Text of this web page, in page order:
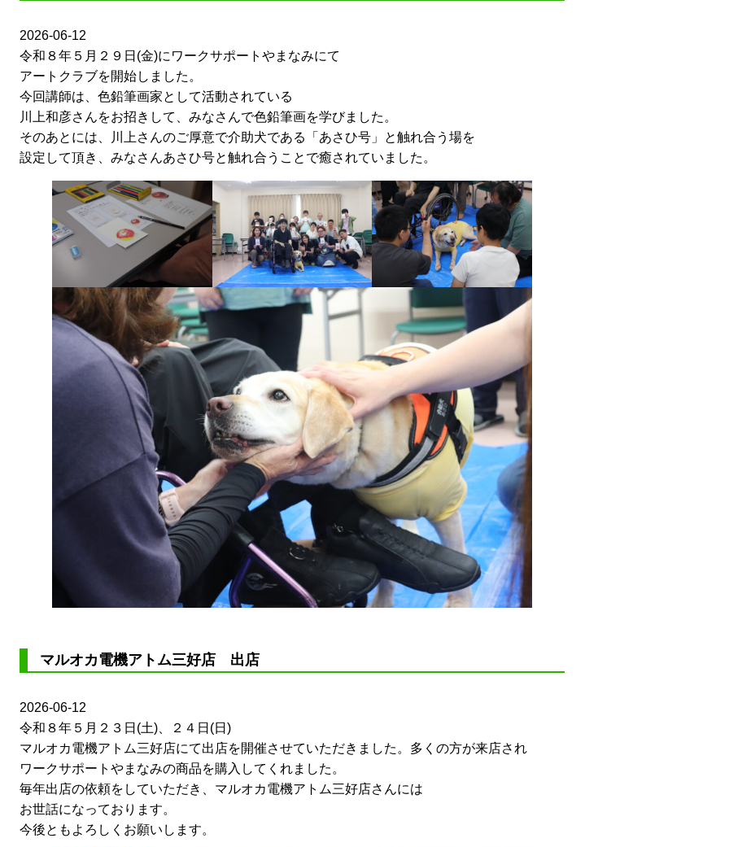
2026-06-12
令和８年５月２９日(金)にワークサポートやまなみにて
アートクラブを開始しました。
今回講師は、色鉛筆画家として活動されている
川上和彦さんをお招きして、みなさんで色鉛筆画を学びました。
そのあとには、川上さんのご厚意で介助犬である「あさひ号」と触れ合う場を
設定して頂き、みなさんあさひ号と触れ合うことで癒されていました。
マルオカ電機アトム三好店 出店
2026-06-12
令和８年５月２３日(土)、２４日(日)
マルオカ電機アトム三好店にて出店を開催させていただきました。多くの方が来店され
ワークサポートやまなみの商品を購入してくれました。
毎年出店の依頼をしていただき、マルオカ電機アトム三好店さんには
お世話になっております。
今後ともよろしくお願いします。